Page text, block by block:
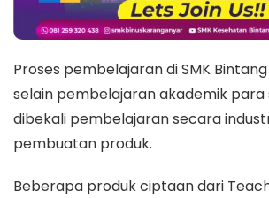
Proses pembelajaran di SMK
selain pembelajaran akademik para
dibekali pembelajaran secara
pembuatan produk.
Beberapa produk ciptaan dari